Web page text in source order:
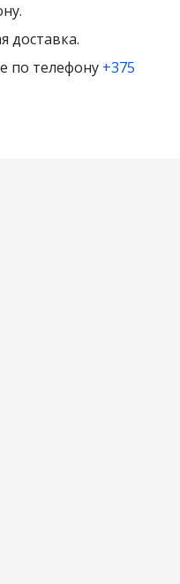
доставка.
по телефону +375